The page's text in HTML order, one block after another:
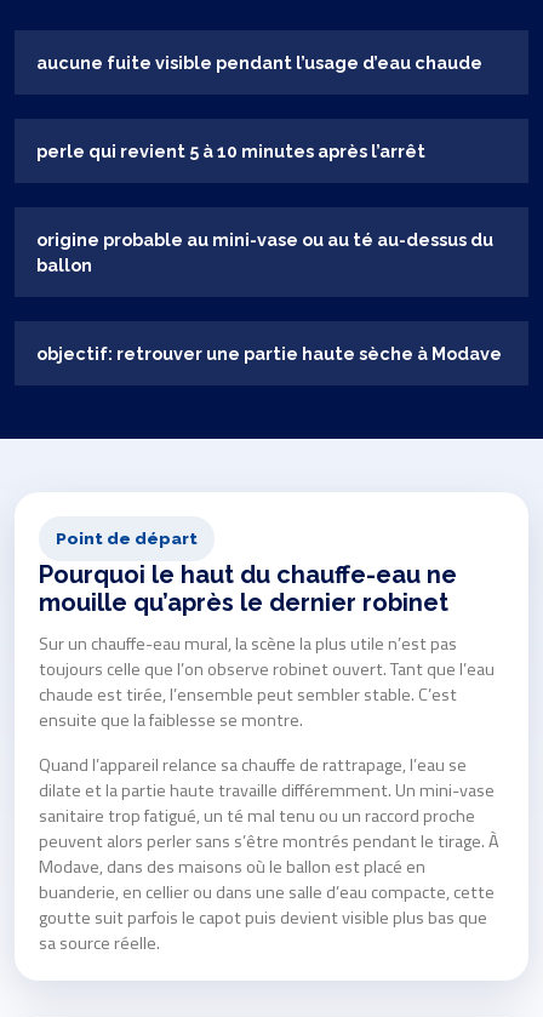
aucune fuite visible pendant l’usage d’eau chaude
perle qui revient 5 à 10 minutes après l’arrêt
origine probable au mini-vase ou au té au-dessus du
ballon
objectif: retrouver une partie haute sèche à Modave
Point de départ
Pourquoi le haut du chauffe-eau ne
mouille qu’après le dernier robinet
Sur un chauffe-eau mural, la scène la plus utile n’est pas
toujours celle que l’on observe robinet ouvert. Tant que l’eau
chaude est tirée, l’ensemble peut sembler stable. C’est
ensuite que la faiblesse se montre.
Quand l’appareil relance sa chauffe de rattrapage, l’eau se
dilate et la partie haute travaille différemment. Un mini-vase
sanitaire trop fatigué, un té mal tenu ou un raccord proche
peuvent alors perler sans s’être montrés pendant le tirage. À
Modave, dans des maisons où le ballon est placé en
buanderie, en cellier ou dans une salle d’eau compacte, cette
goutte suit parfois le capot puis devient visible plus bas que
sa source réelle.